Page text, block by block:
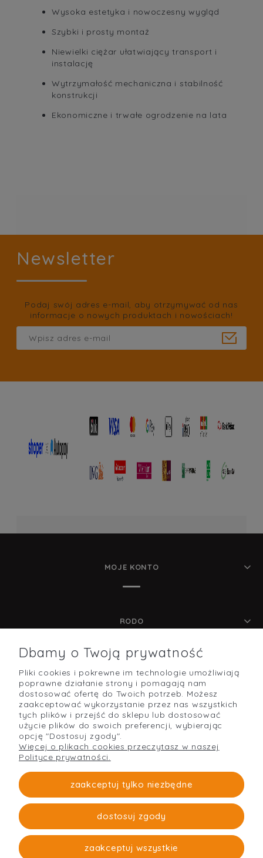
Wysoka estetyka i nowoczesny wygląd
Szybki i prosty montaż
Niewielki ciężar ułatwiający transport i
instalację
Wytrzymałość mechaniczna i stabilność
konstrukcji
Ekonomiczne i trwałe ogrodzenie na lata
Newsletter
Podaj swój adres e-mail, aby otrzymywać od nas
informacje o nowych produktach i nowościach!
MOJE KONTO
RODO
POMOC
O NAS
PŁATNOŚCI I DOSTAWA
Strefabudowy
O firmie
Dbamy o Twoją prywatność
Pliki cookies i pokrewne im technologie umożliwiają
poprawne działanie strony i pomagają nam
dostosować ofertę do Twoich potrzeb. Możesz
zaakceptować wykorzystanie przez nas wszystkich
tych plików i przejść do sklepu lub dostosować
użycie plików do swoich preferencji, wybierając
opcję "Dostosuj zgody".
Więcej o plikach cookies przeczytasz w naszej
Polityce prywatności.
zaakceptuj tylko niezbędne
dostosuj zgody
zaakceptuj wszystkie